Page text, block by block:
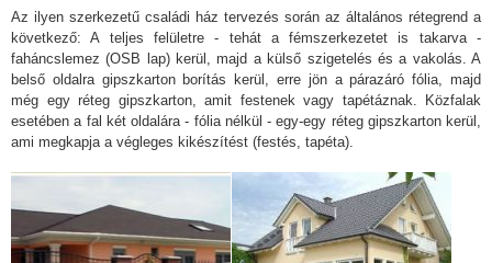
Az ilyen szerkezetű családi ház tervezés során az általános rétegrend a
következő: A teljes felületre - tehát a fémszerkezetet is takarva -
faháncslemez (OSB lap) kerül, majd a külső szigetelés és a vakolás. A
belső oldalra gipszkarton borítás kerül, erre jön a párazáró fólia, majd
még egy réteg gipszkarton, amit festenek vagy tapétáznak. Közfalak
esetében a fal két oldalára - fólia nélkül - egy-egy réteg gipszkarton kerül,
ami megkapja a végleges kikészítést (festés, tapéta).